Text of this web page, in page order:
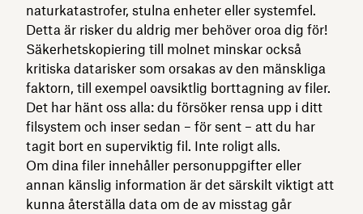
naturkatastrofer, stulna enheter eller systemfel.
Detta är risker du aldrig mer behöver oroa dig för!
Säkerhetskopiering till molnet minskar också
kritiska datarisker som orsakas av den mänskliga
faktorn, till exempel oavsiktlig borttagning av filer.
Det har hänt oss alla: du försöker rensa upp i ditt
filsystem och inser sedan – för sent – att du har
tagit bort en superviktig fil. Inte roligt alls.
Om dina filer innehåller personuppgifter eller
annan känslig information är det särskilt viktigt att
kunna återställa data om de av misstag går